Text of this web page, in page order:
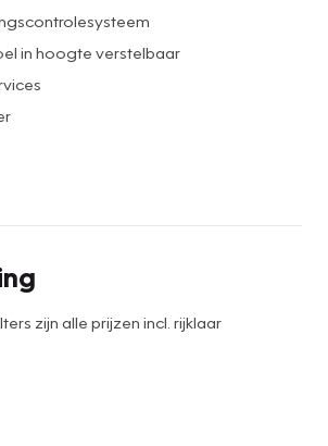
in hoogte verstelbaar
zijn alle prijzen incl. rijklaar